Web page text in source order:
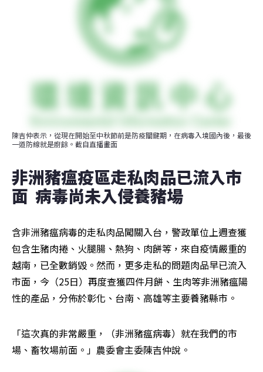
陳吉仲表示，從現在開始至中秋節前是防疫關鍵期，在病毒入境國內後，最後
一道防線就是廚餘。截自直播畫面
非洲豬瘟疫區走私肉品已流入市
面  病毒尚未入侵養豬場
含非洲豬瘟病毒的走私肉品闖關入台，警政單位上週查獲
包含生豬肉捲、火腿腸、熱狗、肉餅等，來自疫情嚴重的
越南，已全數銷毀。然而，更多走私的問題肉品早已流入
市面，今（25日）再度查獲四件月餅、生肉等非洲豬瘟陽
性的產品，分佈於彰化、台南、高雄等主要養豬縣市。
「這次真的非常嚴重，（非洲豬瘟病毒）就在我們的市
場、畜牧場前面。」農委會主委陳吉仲說。